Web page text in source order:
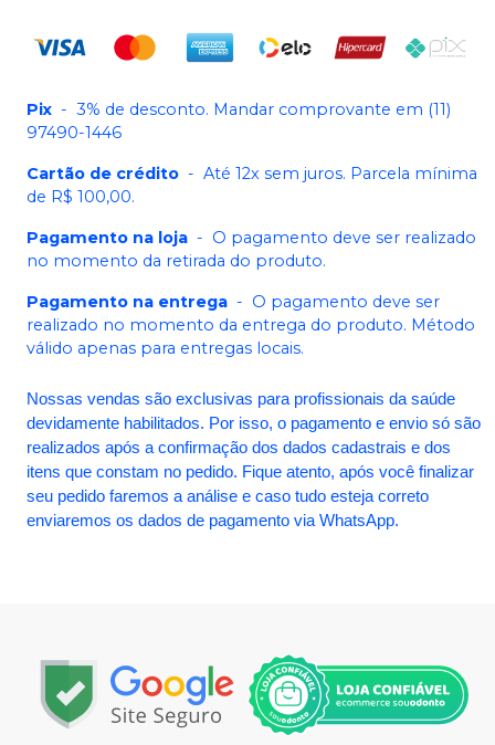
Pix - 3% de desconto. Mandar comprovante em (11)
97490-1446
Cartão de crédito - Até 12x sem juros. Parcela mínima
de R$ 100,00.
Pagamento na loja - O pagamento deve ser realizado
no momento da retirada do produto.
Pagamento na entrega - O pagamento deve ser
realizado no momento da entrega do produto. Método
válido apenas para entregas locais.
Nossas vendas são exclusivas para profissionais da saúde
devidamente habilitados. Por isso, o pagamento e envio só são
realizados após a confirmação dos dados cadastrais e dos
itens que constam no pedido. Fique atento, após você finalizar
seu pedido faremos a análise e caso tudo esteja correto
enviaremos os dados de pagamento via WhatsApp.